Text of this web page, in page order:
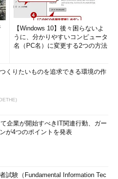
【Windows 10】後々困らないよ
うに、分かりやすいコンピュータ
名（PC名）に変更する2つの方法
つくりたいものを追求できる環境の作
企業が開始すべきIT関連行動、ガー
が4つのポイントを発表
試験（Fundamental Information Tec